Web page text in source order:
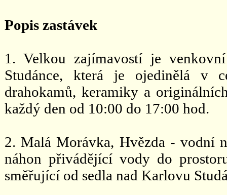
Popis zastávek
1. Velkou zajímavostí je
Studánce, která je ojedinělá v
drahokamů, keramiky a
každý den od 10:00 do 17:00 hod.
2. Malá Morávka, Hvězda - vodní
náhon přivádějící vody do
směřující od sedla nad Karlovu